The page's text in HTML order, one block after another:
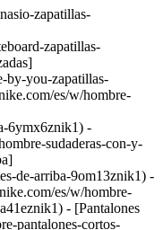
zapatillas-
zapatillas-
by-you-zapatillas-
es/w/hombre-
6ymx6znik1) -
sudaderas-con-y-
de-arriba-9om13znik1) -
es/w/hombre-
- [Pantalones
pantalones-cortos-